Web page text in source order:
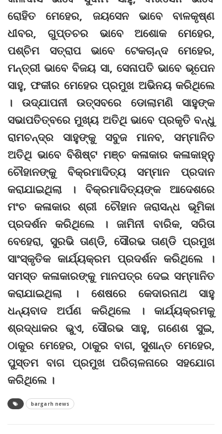
ରୋହିତ ମେହେର, ଜୟସେନ ଭାବେ ବାଳକୃଷ୍ଣ
ଧୀବର, ଗୁପ୍ତଚର ଭାବେ ଅଶୋକ ମେହେର,
ପଶ୍ଚିମ ସତ୍ରାପ ଭାବେ ଟେକଚାନ୍ଦ ମେହେର,
ମନ୍ତ୍ରୀ ଭାବେ ବିଜୟ ସା, ସେନାପତି ଭାବେ ଭୂପେନ
ସାହୁ, ଫକୀର ମେହେର ପ୍ରମୁଖ ଅଭିନୟ କରିଥିଲେ
। ଉଦ୍‌ଯାପନୀ ଉତ୍ସବରେ ଡୋଲାମଣି ସାହୁଙ୍କ
ସଭାପତିତ୍ବରେ ମୁଖ୍ୟ ଅତିଥି ଭାବେ ପ୍ରକୃତି ବନ୍ଧୁ
ରାମଚନ୍ଦ୍ର ସାହୁଙ୍କୁ ସବୁଜ ମାନବ, ସମ୍ମାନିତ
ଅତିଥି ଭାବେ ବିଶିଷ୍ଟ ମଞ୍ଚ କଳାକାର କଳାକାହ୍ନୁ
ଚୌହାନଙ୍କୁ ବିକ୍ରମାଦିତ୍ୟ ସମ୍ମାନ ପ୍ରଦାନ
କରାଯାଇଥିଲା । ବିକ୍ରମାଦିତ୍ୟଙ୍କ ଆଦେଶରେ
ମଂଚ କଳାକାର ଶ୍ରୀ ଚୌହାନ ଜରାସନ୍ଧ ଭୂମିକା
ପ୍ରଦର୍ଶନ କରିଥିଲେ । ଜାମିନୀ ବାରିକ, ସରିତା
ବେହେରା, ସୁରଭି ତାଣ୍ଡି, ସୌରଭ ତାଣ୍ଡି ପ୍ରମୁଖ
ସାଂସ୍କୃତିକ କାର୍ଯ୍ୟକ୍ରମ ପ୍ରଦର୍ଶନ କରିଥିଲେ ।
ସମସ୍ତ କଳାକାରଙ୍କୁ ମାନପତ୍ର ଦେଇ ସମ୍ମାନିତ
କରାଯାଇଥିଲା । ଶେଷରେ କେଦାରନାଥ ସାହୁ
ଧନ୍ୟବାଦ ଅର୍ପଣ କରିଥିଲେ । କାର୍ଯ୍ୟକ୍ରମକୁ
ଶ୍ରଦ୍ଧାକର ଭୁଏ, ସୌରଭ ସାହୁ, ଗଣେଶ ସୁଇ,
ଠାକୁର ମେହେର, ଠାକୁର ବାଗ, ସୁଶାନ୍ତ ମେହେର,
ପୁସ୍ତମ ବାଗ ପ୍ରମୁଖ ପରିଚାଳନାରେ ସହଯୋଗ
କରିଥିଲେ ।
bargarh news